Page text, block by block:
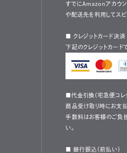
すでにAmazonアカウ
や配送先を利用してスピ
■ クレジットカード決済
下記のクレジットカード
■代金引換（宅急便コレ
商品受け取り時にお支払
手数料はお客様のご負
い。
■ 銀行振込（前払い）